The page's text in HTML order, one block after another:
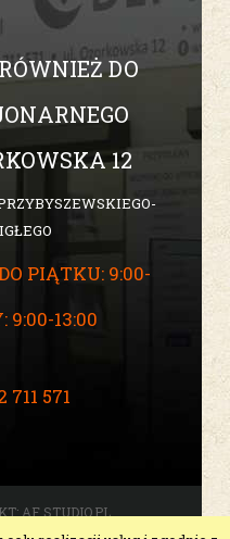
DO
12
PIĄTKU: 9:00-
9:00-13:00
711 571
AF STUDIO.PL